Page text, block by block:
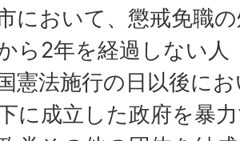
において、懲戒免職
ら2年を経過しない人
憲法施行の日以後に
に成立した政府を暴